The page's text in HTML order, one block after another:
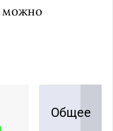
можно
Общее